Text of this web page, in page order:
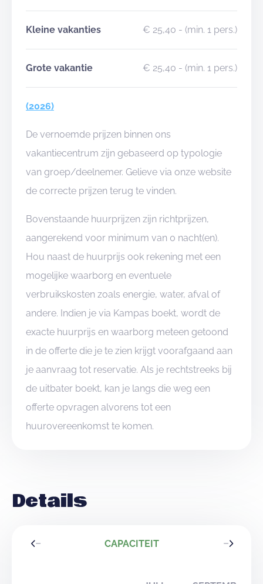
Kleine vakanties € 25,40 - (min. 1 pers.)
Grote vakantie € 25,40 - (min. 1 pers.)
(2026)
De vernoemde prijzen binnen ons
vakantiecentrum zijn gebaseerd op typologie
van groep/deelnemer. Gelieve via onze website
de correcte prijzen terug te vinden.
Bovenstaande huurprijzen zijn richtprijzen,
aangerekend voor minimum van 0 nacht(en).
Hou naast de huurprijs ook rekening met een
mogelijke waarborg en eventuele
verbruikskosten zoals energie, water, afval of
andere. Indien je via Kampas boekt, wordt de
exacte huurprijs en waarborg meteen getoond
in de offerte die je te zien krijgt voorafgaand aan
je aanvraag tot reservatie. Als je rechtstreeks bij
de uitbater boekt, kan je langs die weg een
offerte opvragen alvorens tot een
huurovereenkomst te komen.
Details
CAPACITEIT